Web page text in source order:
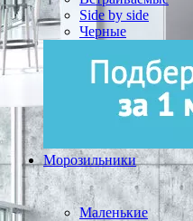
Side by side
Черные
Морозильники
Маленькие